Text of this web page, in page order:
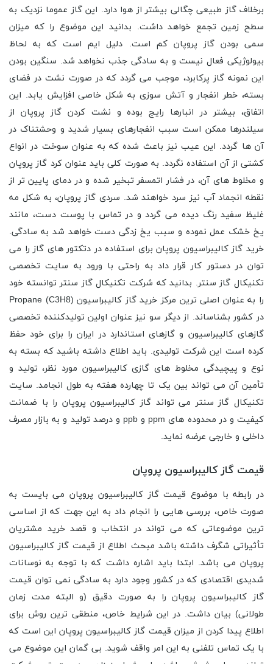
برخلاف گاز طبیعی چگالی بیشتر از هوا دارد. این گاز عموما نزدیک به
سطح زمین تجمع خواهد داشت. بدانید این موضوع را که میزان
سمی بودن گاز پروپان کم است. دلیل ایم است که به لحاظ
بیولوژیکی فعال نیست و به سادگی جذب نخواهد شد. سنگین بودن
این نمونه گاز پرکابرد، موجب می گردد که در صورت نشت در فضای
بسته، خطر انفجار و آتش ‌سوزی به شکل خاصی افزایش یابد. این
اتفاق، بیشتر در انبارها رایج بوده و نشت کردن گاز پروپان از
سیلندرها ممکن است سبب انفجارهای بسیار شدید و وحشتناک در
آن ‌ها گردد. این عیب نیز باعث شده که به عنوان سوخت در انواع
کشتی از آن استفاده نگردد. به صورت کلی باید عنوان کرد گاز پروپان
و مخلوط‌ های آن، در فشار اتمسفر تبخیر شده و در دمای پایین ‌تر از
نقطه انجماد آب نیز سرد خواهند شد. سردی گاز پروپان، به شکل مه
غلیظ سفید رنگ دیده می گردد و در تماس با پوست دست، مانند
یخ خشک عمل نموده و سبب یخ ‌زدگی دست خواهد شد به سادگی.
خرید گاز کالیبراسیون پروپان برای استفاده در دتکتور های گاز را می
توان در دستور کار قرار داد به راحتی با ورود به سایت تخصصی
تکنیکال گاز سنتر. بدانید که شرکت تکنیکال گاز سنتر توانسته خود
را به عنوان اصلی ترین مرکز خرید گاز کالیبراسیون Propane (C3H8)
در کشور بشناساند. از دیگر سو نیز عنوان اولین تولیدکننده تخصصی
گازهای کالیبراسیون و گازهای استاندارد در ایران را برای خود حفظ
کرده است این شرکت تولیدی. باید اطلاع داشته باشید که بسته به
نوع و پیچیدگی مخلوط های گازی کالیبراسیون مورد نظر، تولید و
تأمین آن می تواند بین یک تا چهارده هفته به طول انجامد. سایت
تکنیکال گاز سنتر می تواند گاز کالیبراسیون پروپان را با ضمانت
کیفیت و در محدوده های ppm و ppb و درصد تولید و به بازار مصرف
داخلی و خارجی عرضه نماید.
قیمت گاز کالیبراسیون پروپان
در رابطه با موضوع قیمت گاز کالیبراسیون پروپان می بایست به
صورت خاص، بررسی هایی را انجام داد به این جهت که از اساسی
ترین موضوعاتی که می تواند در انتخاب و قصد خرید مشتریان
تأثیراتی شگرف داشته باشد مبحث اطلاع از قیمت گاز کالیبراسیون
پروپان می باشد. ابتدا باید اشاره داشت که با توجه به نوسانات
شدیدی اقتصادی که در کشور وجود دارد به سادگی نمی توان قیمت
گاز کالیبراسیون پروپان را به صورت دقیق (و البته مدت زمان
طولانی) بیان داشت. در این شرایط خاص، منطقی ترین روش برای
اطلاع پیدا کردن از میزان قیمت گاز کالیبراسیون پروپان این است که
با یک تماس تلفنی به این امر واقف شوید. بی گمان این موضوع می